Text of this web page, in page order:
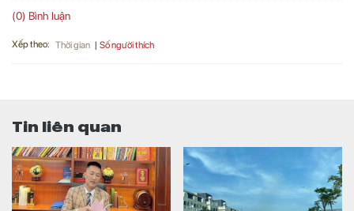
(0) Bình luận
Xếp theo: Thời gian Số người thích
Tin liên quan